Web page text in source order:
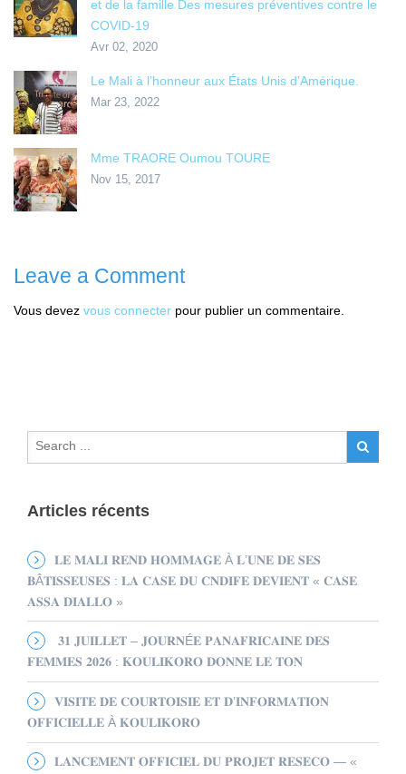
et de la famille Des mesures préventives contre le
COVID-19
Avr 02, 2020
Le Mali à l’honneur aux États Unis d’Amérique.
Mar 23, 2022
Mme TRAORE Oumou TOURE
Nov 15, 2017
Leave a Comment
Vous devez vous connecter pour publier un commentaire.
Articles récents
𝐋𝐄 𝐌𝐀𝐋𝐈 𝐑𝐄𝐍𝐃 𝐇𝐎𝐌𝐌𝐀𝐆𝐄 À 𝐋’𝐔𝐍𝐄 𝐃𝐄 𝐒𝐄𝐒
𝐁Â𝐓𝐈𝐒𝐒𝐄𝐔𝐒𝐄𝐒 : 𝐋𝐀 𝐂𝐀𝐒𝐄 𝐃𝐔 𝐂𝐍𝐃𝐈𝐅𝐄 𝐃𝐄𝐕𝐈𝐄𝐍𝐓 « 𝐂𝐀𝐒𝐄
𝐀𝐒𝐒𝐀 𝐃𝐈𝐀𝐋𝐋𝐎 »
𝟑𝟏 𝐉𝐔𝐈𝐋𝐋𝐄𝐓 – 𝐉𝐎𝐔𝐑𝐍É𝐄 𝐏𝐀𝐍𝐀𝐅𝐑𝐈𝐂𝐀𝐈𝐍𝐄 𝐃𝐄𝐒
𝐅𝐄𝐌𝐌𝐄𝐒 𝟐𝟎𝟐𝟔 : 𝐊𝐎𝐔𝐋𝐈𝐊𝐎𝐑𝐎 𝐃𝐎𝐍𝐍𝐄 𝐋𝐄 𝐓𝐎𝐍
𝐕𝐈𝐒𝐈𝐓𝐄 𝐃𝐄 𝐂𝐎𝐔𝐑𝐓𝐎𝐈𝐒𝐈𝐄 𝐄𝐓 𝐃’𝐈𝐍𝐅𝐎𝐑𝐌𝐀𝐓𝐈𝐎𝐍
𝐎𝐅𝐅𝐈𝐂𝐈𝐄𝐋𝐋𝐄 À 𝐊𝐎𝐔𝐋𝐈𝐊𝐎𝐑𝐎
𝐋𝐀𝐍𝐂𝐄𝐌𝐄𝐍𝐓 𝐎𝐅𝐅𝐈𝐂𝐈𝐄𝐋 𝐃𝐔 𝐏𝐑𝐎𝐉𝐄𝐓 𝐑𝐄𝐒𝐄𝐂𝐎 — «